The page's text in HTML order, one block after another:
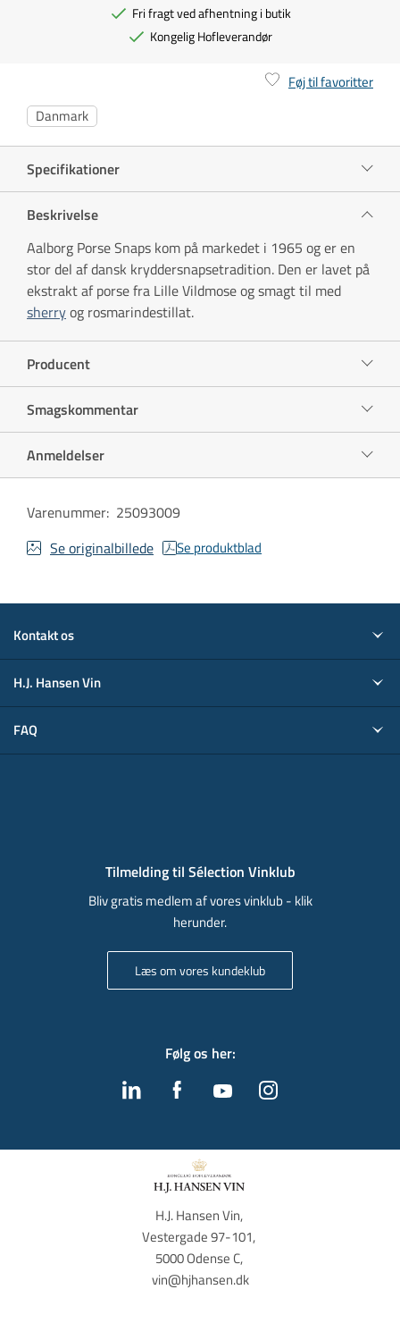
Fri fragt ved afhentning i butik
Kongelig Hofleverandør
Føj til favoritter
Danmark
Specifikationer
Beskrivelse
Aalborg Porse Snaps kom på markedet i 1965 og er en
stor del af dansk kryddersnapsetradition. Den er lavet på
ekstrakt af porse fra Lille Vildmose og smagt til med
sherryog rosmarindestillat.
Producent
Smagskommentar
Anmeldelser
Varenummer: 25093009
Se originalbillede
Se produktblad
Kontakt os
H.J. Hansen Vin
FAQ
Tilmelding til Sélection Vinklub
Bliv gratis medlem af vores vinklub - klik
herunder.
Læs om vores kundeklub
Følg os her:
H.J. Hansen Vin,
Vestergade 97-101,
5000 Odense C,
vin@hjhansen.dk